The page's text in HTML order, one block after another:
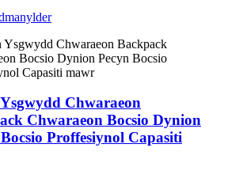
manylder
Chwaraeon
Chwaraeon Bocsio Dynion
Proffesiynol Capasiti